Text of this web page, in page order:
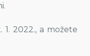
2022., a možete